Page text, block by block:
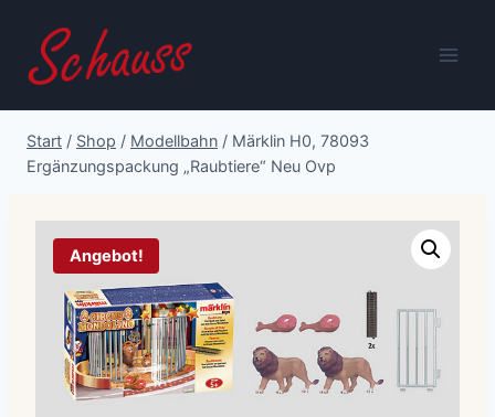
Inhalt
springen
Start / Shop / Modellbahn / Märklin H0, 78093
Ergänzungspackung „Raubtiere“ Neu Ovp
Angebot!